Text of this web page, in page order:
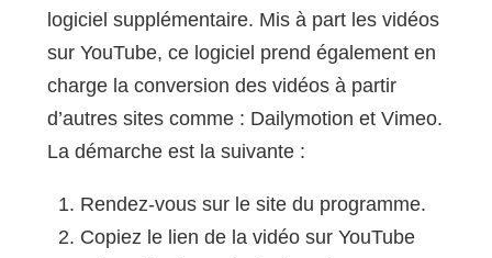
logiciel supplémentaire. Mis à part les vidéos
sur YouTube, ce logiciel prend également en
charge la conversion des vidéos à partir
d’autres sites comme : Dailymotion et Vimeo.
La démarche est la suivante :
Rendez-vous sur le site du programme.
Copiez le lien de la vidéo sur YouTube